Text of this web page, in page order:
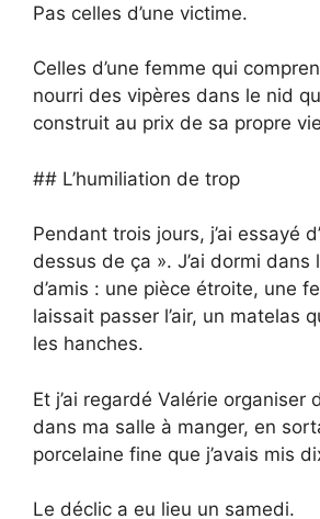
Pas celles d’une victime.
Celles d’une femme qui
nourri des vipères dans le nid
construit au prix de sa propre
## L’humiliation de trop
Pendant trois jours, j’ai essayé
dessus de ça ». J’ai dormi dans
d’amis : une pièce étroite, une
laissait passer l’air, un matelas
les hanches.
Et j’ai regardé Valérie organiser
dans ma salle à manger, en
porcelaine fine que j’avais mis
Le déclic a eu lieu un samedi.